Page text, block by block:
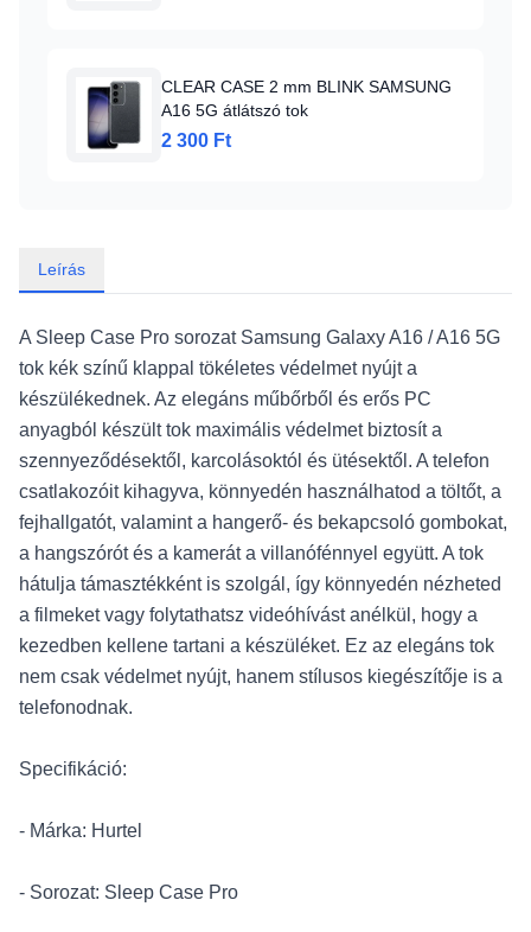
CLEAR CASE 2 mm BLINK SAMSUNG
A16 5G átlátszó tok
2 300 Ft
Leírás
A Sleep Case Pro sorozat Samsung Galaxy A16 / A16 5G
tok kék színű klappal tökéletes védelmet nyújt a
készülékednek. Az elegáns műbőrből és erős PC
anyagból készült tok maximális védelmet biztosít a
szennyeződésektől, karcolásoktól és ütésektől. A telefon
csatlakozóit kihagyva, könnyedén használhatod a töltőt, a
fejhallgatót, valamint a hangerő- és bekapcsoló gombokat,
a hangszórót és a kamerát a villanófénnyel együtt. A tok
hátulja támasztékként is szolgál, így könnyedén nézheted
a filmeket vagy folytathatsz videóhívást anélkül, hogy a
kezedben kellene tartani a készüléket. Ez az elegáns tok
nem csak védelmet nyújt, hanem stílusos kiegészítője is a
telefonodnak.
Specifikáció:
- Márka: Hurtel
- Sorozat: Sleep Case Pro